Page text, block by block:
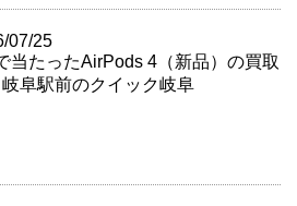
07/25
当たったAirPods 4（新品）の買取
阜駅前のクイック岐阜